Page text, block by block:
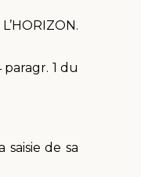
1 du
de sa